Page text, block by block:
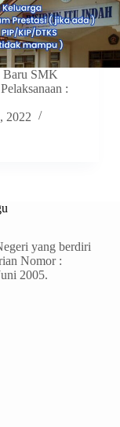
Baru SMK
:
2022
yang berdiri
Nomor :
2005.